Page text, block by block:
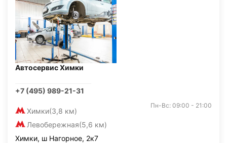
Автосервис Химки
+7 (495) 989-21-31
Химки(3,8 км)
Левобережная(5,6 км)
Пн-Вс: 09:00 - 21:00
Химки, ш Нагорное, 2к7